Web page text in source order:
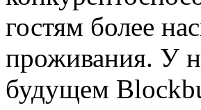
гостям более
проживания. У
будущем